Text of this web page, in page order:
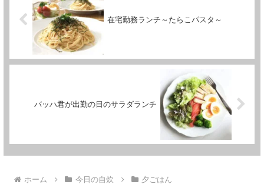
在宅勤務ランチ～たらこパスタ～
バッハ君が出勤の日のサラダランチ
ホーム 今日の自炊 夕ごはん